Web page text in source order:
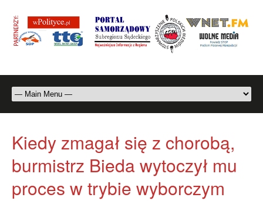
Kiedy zmagał się z chorobą,
burmistrz Bieda wytoczył mu
proces w trybie wyborczym